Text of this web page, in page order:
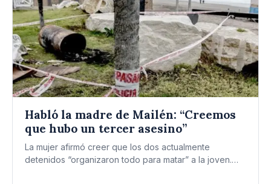
Habló la madre de Mailén: “Creemos
que hubo un tercer asesino”
La mujer afirmó creer que los dos actualmente
detenidos “organizaron todo para matar” a la joven.